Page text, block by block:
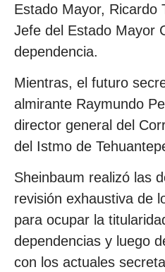
Estado Mayor, Ricardo
Jefe del Estado Mayor
dependencia.
Mientras, el futuro
almirante Raymundo
director general del
del Istmo de
Sheinbaum realizó las
revisión exhaustiva de
para ocupar la
dependencias y luego
con los actuales